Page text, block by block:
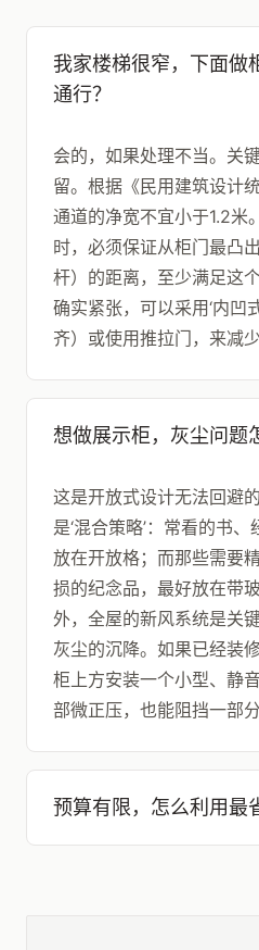
我家楼梯很窄，下面做
通行？
会的，如果处理不当。关
留。根据《民用建筑设计
通道的净宽不宜小于1.2米
时，必须保证从柜门最凸
杆）的距离，至少满足这
确实紧张，可以采用‘内凹
齐）或使用推拉门，来减
想做展示柜，灰尘问题
这是开放式设计无法回避
是‘混合策略’：常看的书
放在开放格；而那些需要
损的纪念品，最好放在带
外，全屋的新风系统是关
灰尘的沉降。如果已经装
柜上方安装一个小型、静
部微正压，也能阻挡一部分
预算有限，怎么利用最